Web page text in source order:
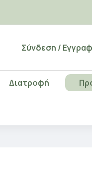
Σύνδεση /
Διατροφή